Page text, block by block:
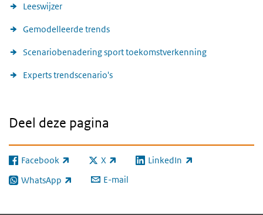
Leeswijzer
Gemodelleerde trends
Scenariobenadering sport toekomstverkenning
Experts trendscenario's
Deel deze pagina
Facebook
(externe link) X
(externe link) LinkedIn
(externe link)
WhatsApp
(externe link) E-mail